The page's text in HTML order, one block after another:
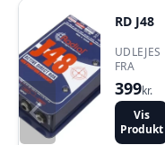
RD J48
UDLEJES
FRA
399kr.
Vis
Produkt